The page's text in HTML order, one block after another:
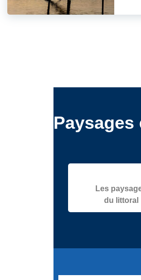
Paysages
Les
du littoral